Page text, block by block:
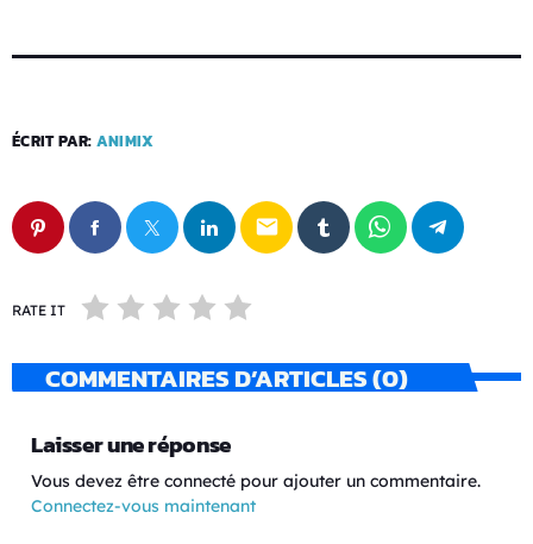
ÉCRIT PAR: ANIMIX
email
RATE IT
COMMENTAIRES D’ARTICLES (0)
Laisser une réponse
Vous devez être connecté pour ajouter un commentaire.
Connectez-vous maintenant